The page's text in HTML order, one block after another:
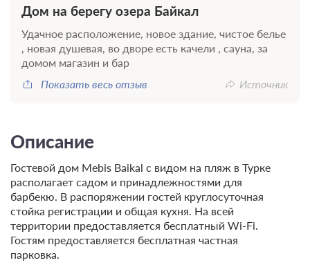
Дом на берегу озера Байкал
Удачное расположение, новое здание, чистое белье
, новая душевая, во дворе есть качели , сауна, за
домом магазин и бар
Показать весь отзыв
Источник
Описание
Гостевой дом Mebis Baikal с видом на пляж в Турке
располагает садом и принадлежностями для
барбекю. В распоряжении гостей круглосуточная
стойка регистрации и общая кухня. На всей
территории предоставляется бесплатный Wi-Fi.
Гостям предоставляется бесплатная частная
парковка.